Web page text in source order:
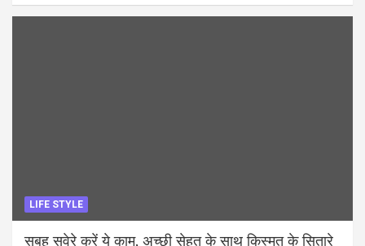
LIFE STYLE
सुबह सवेरे करें ये काम, अच्छी सेहत के साथ किस्मत के सितारे